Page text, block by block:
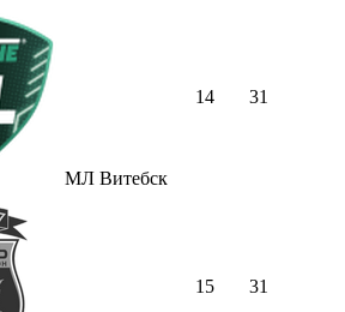
МЛ Витебск
14 31
15 31